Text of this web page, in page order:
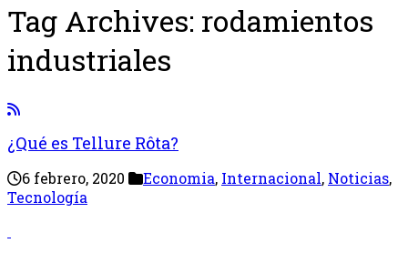
Tag Archives: rodamientos
industriales
¿Qué es Tellure Rôta?
6 febrero, 2020 Economia, Internacional, Noticias,
Tecnología